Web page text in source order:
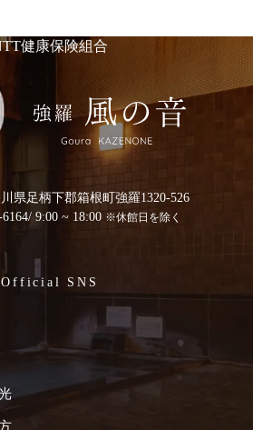
健康保険組合
県足柄下郡箱根町強羅1320-526
/ 9:00 ~ 18:00 ※休館日を除く
Official SNS